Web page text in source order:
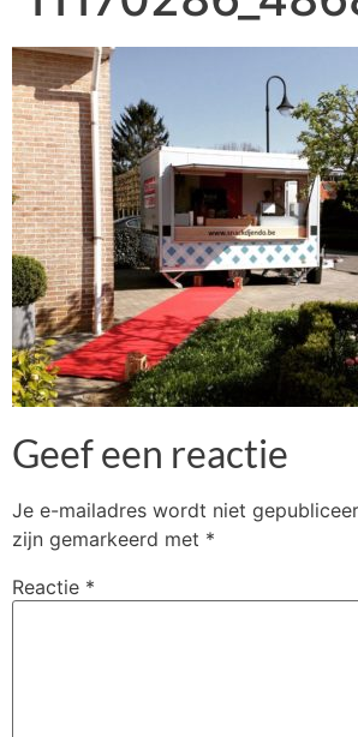
Geef een reactie
Je e-mailadres wordt niet
zijn gemarkeerd met *
Reactie *